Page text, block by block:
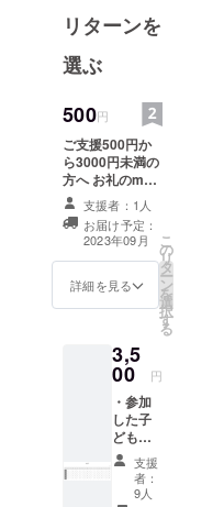
リターンを
選ぶ
500円
ご支援500円か
ら3000円未満の
方へ お礼のmail
をさせていただ
きます。 民間学
童保育施設なん
きんにお名前を
張り出させてい
ただきます。 ※
知らせ下さい。
支援者：1人
お届け予定：
2023年09月
詳細を見る
こ
の
リ
タ
ー
ン
を
選
択
す
る
3,5
00 円
・参加
した子
どもた
ちから
のお手
紙 ・オ
支援
者：
9人